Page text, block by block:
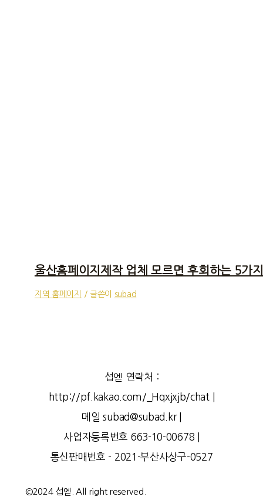
울산홈페이지제작 업체 모르면 후회하는 5가
지역 홈페이지 / 글쓴이 subad
섭엗 연락처 :
http://pf.kakao.com/_Hqxjxjb/chat |
메일 subad@subad.kr |
사업자등록번호 663-10-00678 |
통신판매번호 - 2021-부산사상구-0527
©2024 섭엗. All right reserved.